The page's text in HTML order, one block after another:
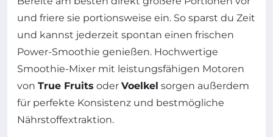
und friere sie portionsweise ein. So sparst du Zeit
und kannst jederzeit spontan einen frischen
Power-Smoothie genießen. Hochwertige
Smoothie-Mixer mit leistungsfähigen Motoren
von True Fruits oder Voelkel sorgen außerdem
für perfekte Konsistenz und bestmögliche
Nährstoffextraktion.